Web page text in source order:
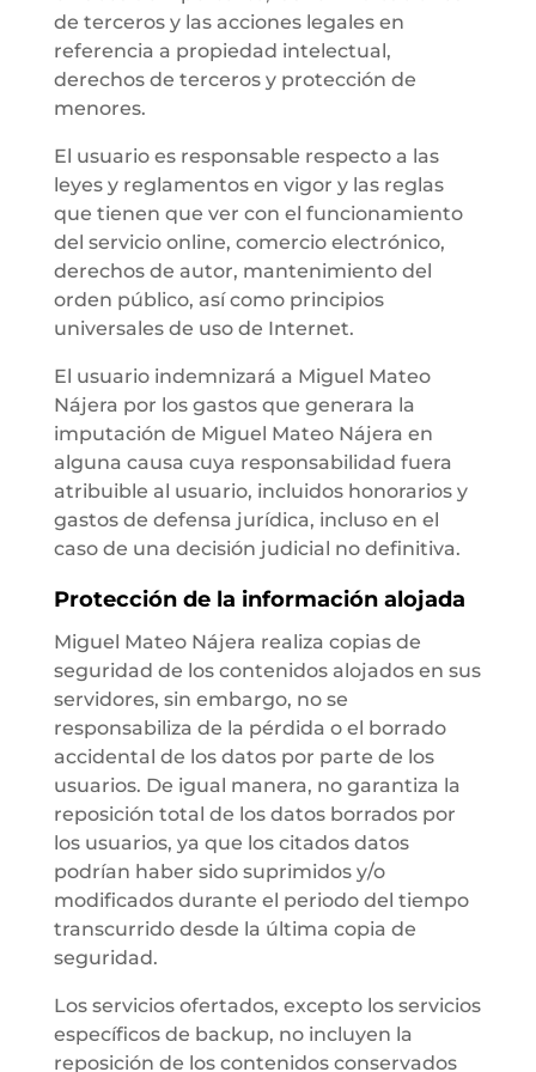
de terceros y las acciones legales en
referencia a propiedad intelectual,
derechos de terceros y protección de
menores.
El usuario es responsable respecto a las
leyes y reglamentos en vigor y las reglas
que tienen que ver con el funcionamiento
del servicio online, comercio electrónico,
derechos de autor, mantenimiento del
orden público, así como principios
universales de uso de Internet.
El usuario indemnizará a Miguel Mateo
Nájera por los gastos que generara la
imputación de Miguel Mateo Nájera en
alguna causa cuya responsabilidad fuera
atribuible al usuario, incluidos honorarios y
gastos de defensa jurídica, incluso en el
caso de una decisión judicial no definitiva.
Protección de la información alojada
Miguel Mateo Nájera realiza copias de
seguridad de los contenidos alojados en sus
servidores, sin embargo, no se
responsabiliza de la pérdida o el borrado
accidental de los datos por parte de los
usuarios. De igual manera, no garantiza la
reposición total de los datos borrados por
los usuarios, ya que los citados datos
podrían haber sido suprimidos y/o
modificados durante el periodo del tiempo
transcurrido desde la última copia de
seguridad.
Los servicios ofertados, excepto los servicios
específicos de backup, no incluyen la
reposición de los contenidos conservados